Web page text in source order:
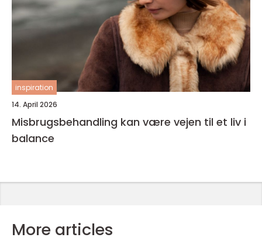
inspiration
14. April 2026
Misbrugsbehandling kan være vejen til et liv i
balance
More articles